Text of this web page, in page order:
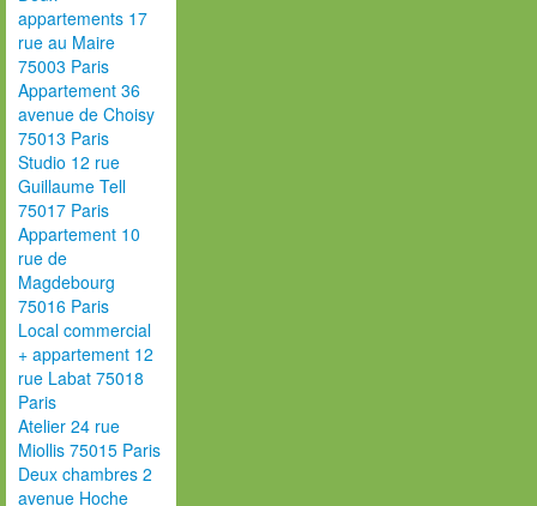
appartements 17
rue au Maire
75003 Paris
Appartement 36
avenue de Choisy
75013 Paris
Studio 12 rue
Guillaume Tell
75017 Paris
Appartement 10
rue de
Magdebourg
75016 Paris
Local commercial
+ appartement 12
rue Labat 75018
Paris
Atelier 24 rue
Miollis 75015 Paris
Deux chambres 2
avenue Hoche